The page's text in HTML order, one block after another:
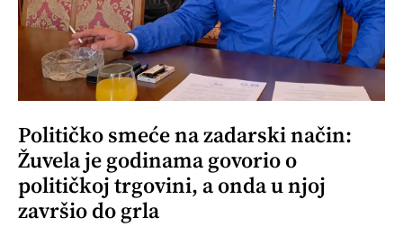
Političko smeće na zadarski način:
Žuvela je godinama govorio o
političkoj trgovini, a onda u njoj
završio do grla